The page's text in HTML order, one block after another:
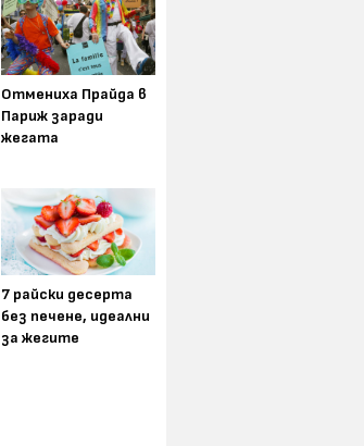
Отмениха Прайда в
Париж заради
жегата
7 райски десерта
без печене, идеални
за жегите